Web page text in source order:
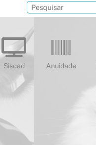
Siscad Anuidade